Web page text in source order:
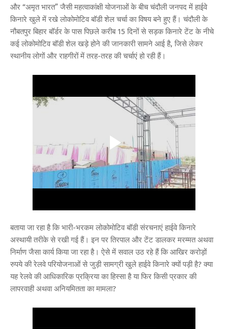
और “अमृत भारत” जैसी महत्वाकांक्षी योजनाओं के बीच चंदौली जनपद में हाईवे
किनारे खुले में रखे लोकोमोटिव बॉडी शेल चर्चा का विषय बने हुए हैं। चंदौली के
नौबतपुर बिहार बॉर्डर के पास पिछले करीब 15 दिनों से सड़क किनारे टेंट के नीचे
कई लोकोमोटिव बॉडी शेल खड़े होने की जानकारी सामने आई है, जिसे लेकर
स्थानीय लोगों और राहगीरों में तरह-तरह की चर्चाएं हो रही हैं।
बताया जा रहा है कि भारी-भरकम लोकोमोटिव बॉडी संरचनाएं हाईवे किनारे
अस्थायी तरीके से रखी गई हैं। इन पर तिरपाल और टेंट डालकर मरम्मत अथवा
निर्माण जैसा कार्य किया जा रहा है। ऐसे में सवाल उठ रहे हैं कि आखिर करोड़ों
रुपये की रेलवे परियोजनाओं से जुड़ी सामग्री खुले हाईवे किनारे क्यों पड़ी है? क्या
यह रेलवे की आधिकारिक प्रक्रिया का हिस्सा है या फिर किसी प्रकार की
लापरवाही अथवा अनियमितता का मामला?